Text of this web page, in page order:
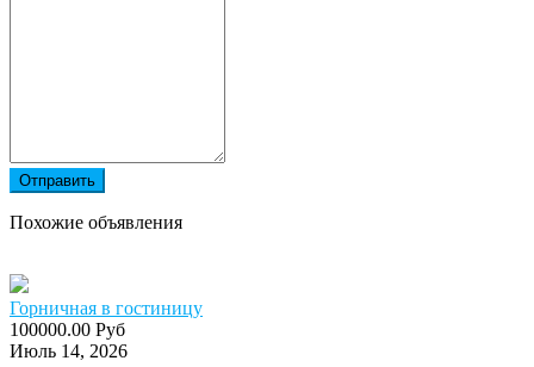
Отправить
Похожие объявления
Горничная в гостиницу
100000.00 Руб
Июль 14, 2026